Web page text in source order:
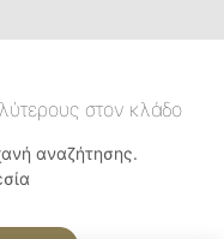
στον κλάδο
αναζήτησης.